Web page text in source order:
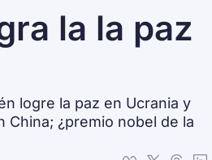
la la paz
logre la paz en Ucrania y
China; ¿premio nobel de la